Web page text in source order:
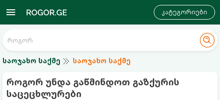
კატეგორიები
საოჯახო საქმე საოჯახო საქმე
როგორ უნდა გაწმინდოთ გაზქურის
საცეცხლურები